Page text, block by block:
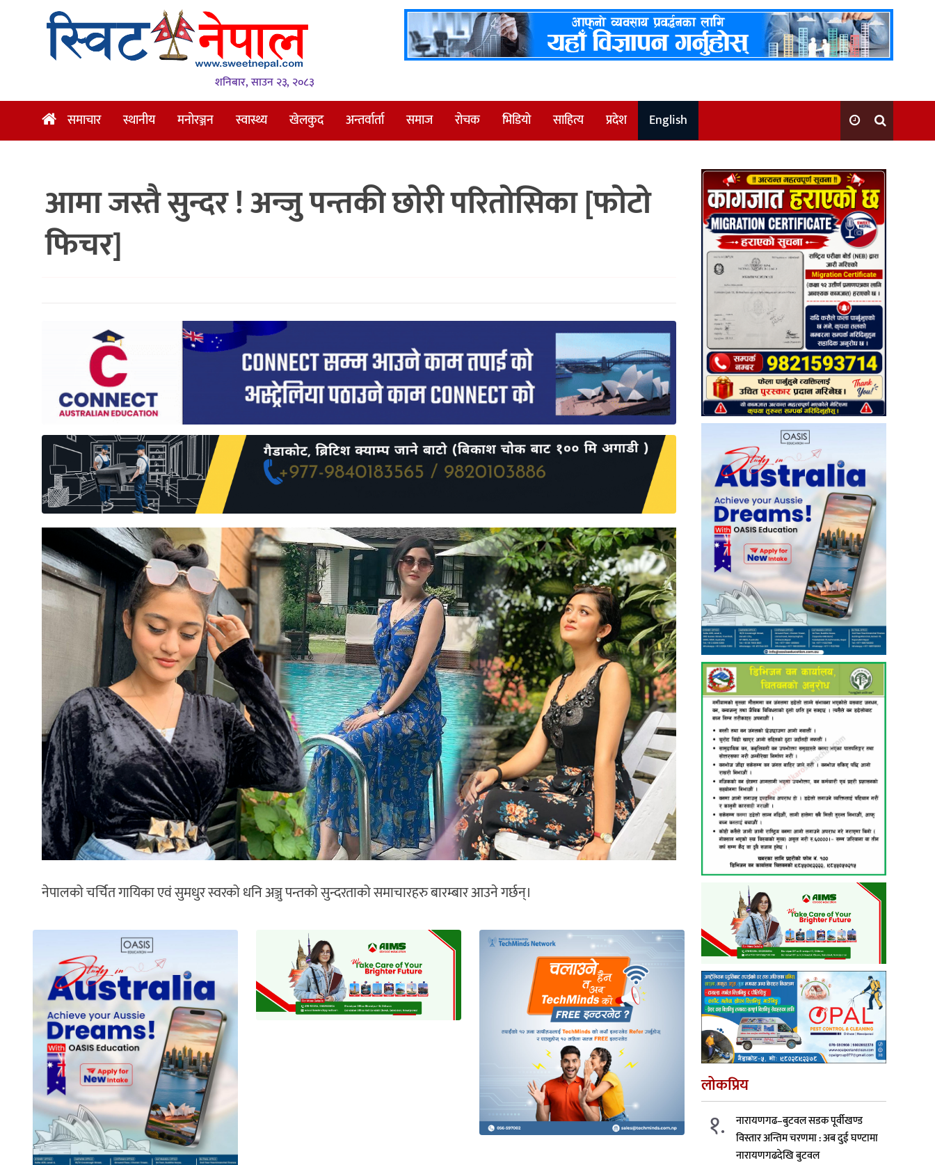
मनोरञ्जन
स्वास्थ्य
अन्तर्वार्ता
समाज
रोचक
शनिबार, साउन २३, २०८३
समाचार स्थानीय मनोरञ्जन स्वास्थ्य खेलकुद अन्तर्वार्ता समाज रोचक भिडियो साहित्य प्रदेश English
आमा जस्तै सुन्दर ! अन्जु पन्तकी छोरी परितोसिका [फोटो
फिचर]
नेपालको चर्चित गायिका एवं सुमधुर स्वरको धनि अञ्जु पन्तको सुन्दरताको समाचारहरु बारम्बार आउने गर्छन्।
लोकप्रिय
१.
नारायणगढ–बुटवल सडक पूर्वीखण्ड
विस्तार अन्तिम चरणमा : अब दुई घण्टामा
नारायणगढदेखि बुटवल